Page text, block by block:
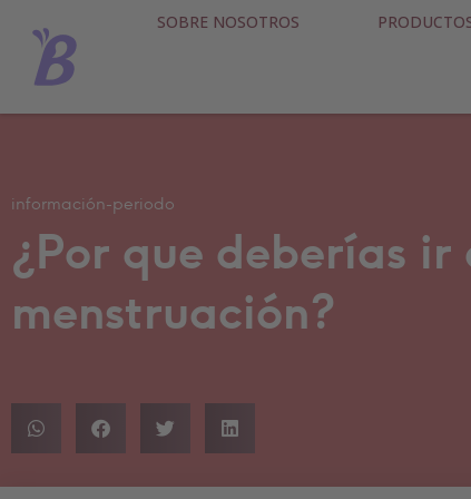
SOBRE NOSOTROS
información-periodo
¿Por que deberías
menstruación?